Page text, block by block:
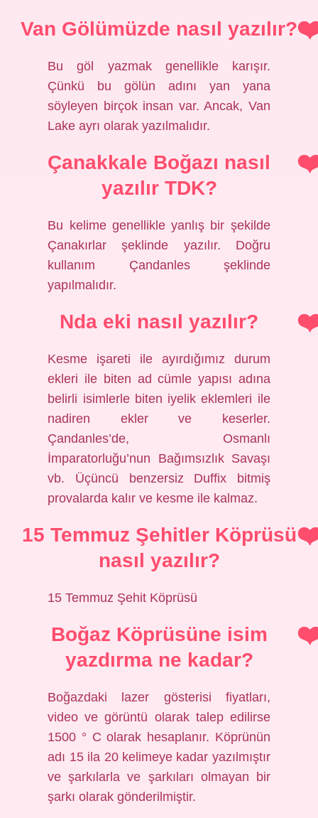
Van Gölümüzde nasıl yazılır?
Bu göl yazmak genellikle karışır.
Çünkü bu gölün adını yan yana
söyleyen birçok insan var. Ancak, Van
Lake ayrı olarak yazılmalıdır.
Çanakkale Boğazı nasıl
yazılır TDK?
Bu kelime genellikle yanlış bir şekilde
Çanakırlar şeklinde yazılır. Doğru
kullanım Çandanles şeklinde
yapılmalıdır.
Nda eki nasıl yazılır?
Kesme işareti ile ayırdığımız durum
ekleri ile biten ad cümle yapısı adına
belirli isimlerle biten iyelik eklemleri ile
nadiren ekler ve keserler.
Çandanles’de, Osmanlı
İmparatorluğu’nun Bağımsızlık Savaşı
vb. Üçüncü benzersiz Duffix bitmiş
provalarda kalır ve kesme ile kalmaz.
15 Temmuz Şehitler Köprüsü
nasıl yazılır?
15 Temmuz Şehit Köprüsü
Boğaz Köprüsüne isim
yazdırma ne kadar?
Boğazdaki lazer gösterisi fiyatları,
video ve görüntü olarak talep edilirse
1500 ° C olarak hesaplanır. Köprünün
adı 15 ila 20 kelimeye kadar yazılmıştır
ve şarkılarla ve şarkıları olmayan bir
şarkı olarak gönderilmiştir.